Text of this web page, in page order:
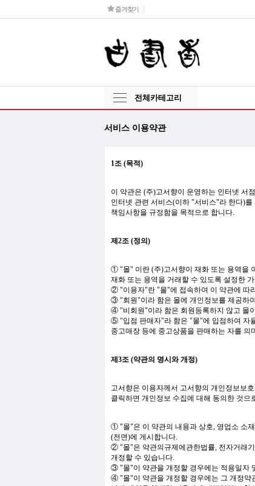
즐겨찾기
전체카테고리
서비스 이용약관
1조 (목적)
이 약관은 (주)고서향이 운영하는 인터넷 서
인터넷 관련 서비스(이하 "서비스"라 한다)
책임사항을 규정함을 목적으로 합니다.
제2조 (정의)
① "몰" 이란 (주)고서향이 재화 또는 용역을
재화 또는 용역을 거래할 수 있도록 설정한
② "이용자"란 "몰"에 접속하여 이 약관에 따
③ "회원"이라 함은 몰에 개인정보를 제공하
④ "비회원"이라 함은 회원등록하지 않고 몰
⑤ "입점 판매자"라 함은 "몰"에 입점하여 자
중고매장 등에 중고상품을 판매하는 자를 의
제3조 (약관의 명시와 개정)
고서향은 이용자께서 고서향의 개인정보보
클릭하면 개인정보 수집에 대해 동의한 것으
① "몰"은 이 약관의 내용과 상호, 영업소 소
(전면)에 게시합니다.
② "몰"은 약관의규제에관한법률, 전자거래
개정할 수 있습니다.
③ "몰"이 약관을 개정할 경우에는 적용일자
④ "몰"이 약관을 개정할 경우에는 그 개정약